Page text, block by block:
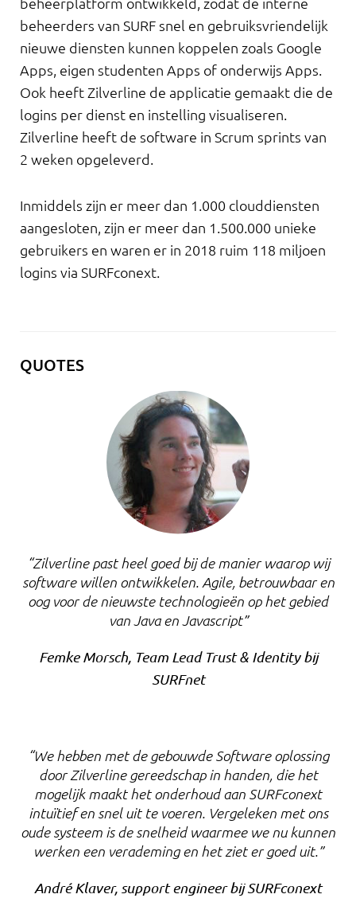
beheerders van SURF snel en gebruiksvriendelijk
nieuwe diensten kunnen koppelen zoals Google
Apps, eigen studenten Apps of onderwijs Apps.
Ook heeft Zilverline de applicatie gemaakt die de
logins per dienst en instelling visualiseren.
Zilverline heeft de software in Scrum sprints van
2 weken opgeleverd.
Inmiddels zijn er meer dan 1.000 clouddiensten
aangesloten, zijn er meer dan 1.500.000 unieke
gebruikers en waren er in 2018 ruim 118 miljoen
logins via SURFconext.
QUOTES
“Zilverline past heel goed bij de manier waarop wij
software willen ontwikkelen. Agile, betrouwbaar en
oog voor de nieuwste technologieën op het gebied
van Java en Javascript”
Femke Morsch, Team Lead Trust & Identity bij
SURFnet
“We hebben met de gebouwde Software oplossing
door Zilverline gereedschap in handen, die het
mogelijk maakt het onderhoud aan SURFconext
intuïtief en snel uit te voeren. Vergeleken met ons
oude systeem is de snelheid waarmee we nu kunnen
werken een verademing en het ziet er goed uit.”
André Klaver, support engineer bij SURFconext